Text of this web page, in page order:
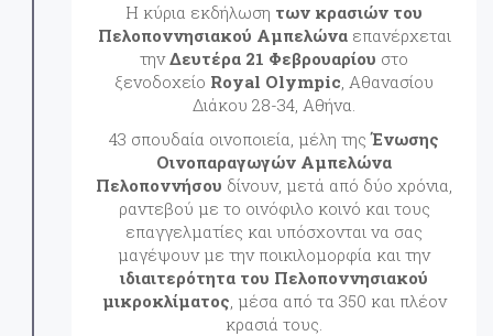
Η κύρια εκδήλωση των κρασιών του
Πελοποννησιακού Αμπελώναεπανέρχεται
τηνΔευτέρα 21 Φεβρουαρίου στο
ξενοδοχείο Royal Olympic, Αθανασίου
Διάκου 28-34, Αθήνα.
43 σπουδαία οινοποιεία, μέλη τηςΈνωσης
Οινοπαραγωγών Αμπελώνα
Πελοποννήσου δίνουν, μετά από δύο χρόνια,
ραντεβού με το οινόφιλο κοινό και τους
επαγγελματίες και υπόσχονται να σας
μαγέψουν με την ποικιλομορφία και την
ιδιαιτερότητα του Πελοποννησιακού
μικροκλίματος, μέσα από τα 350 και πλέον
κρασιά τους.